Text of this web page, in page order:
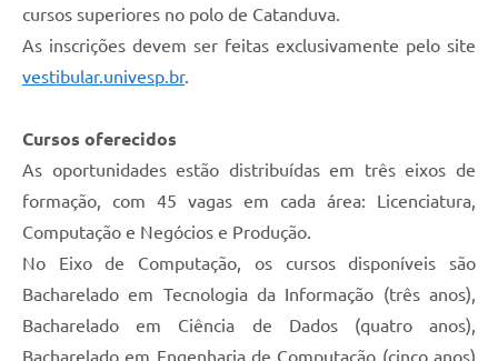
Diário Oficial
cursos superiores no polo de Catanduva.
As inscrições devem ser feitas exclusivamente pelo site
vestibular.univesp.br.
Cursos oferecidos
As oportunidades estão distribuídas em três eixos de
formação, com 45 vagas em cada área: Licenciatura,
Computação e Negócios e Produção.
No Eixo de Computação, os cursos disponíveis são
Bacharelado em Tecnologia da Informação (três anos),
Bacharelado em Ciência de Dados (quatro anos),
Bacharelado em Engenharia de Computação (cinco anos)